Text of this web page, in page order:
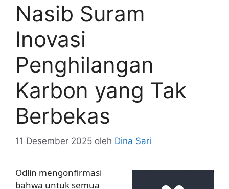
Nasib Suram
Inovasi
Penghilangan
Karbon yang Tak
Berbekas
11 Desember 2025 oleh Dina Sari
Odlin mengonfirmasi
bahwa untuk semua